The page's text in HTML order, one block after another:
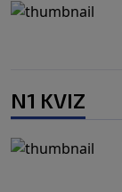
N1 KVIZ